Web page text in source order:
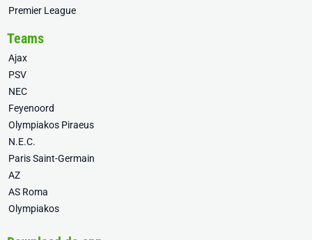
Premier League
Teams
Ajax
PSV
NEC
Feyenoord
Olympiakos Piraeus
N.E.C.
Paris Saint-Germain
AZ
AS Roma
Olympiakos